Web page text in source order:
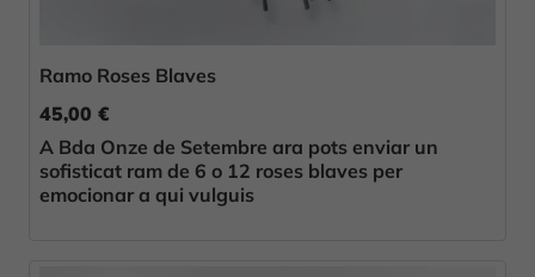
Ramo Roses Blaves
45,00 €
A Bda Onze de Setembre ara pots enviar un
sofisticat ram de 6 o 12 roses blaves per
emocionar a qui vulguis